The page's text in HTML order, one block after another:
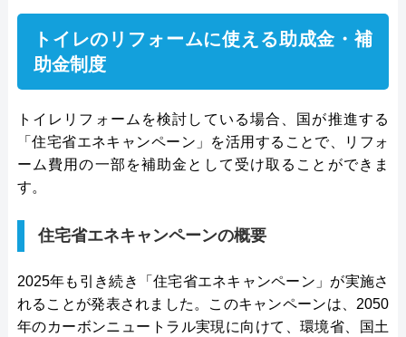
トイレのリフォームに使える助成金・補
助金制度
トイレリフォームを検討している場合、国が推進する
「住宅省エネキャンペーン」を活用することで、リフォ
ーム費用の一部を補助金として受け取ることができま
す。
住宅省エネキャンペーンの概要
2025年も引き続き「住宅省エネキャンペーン」が実施さ
れることが発表されました。このキャンペーンは、2050
年のカーボンニュートラル実現に向けて、環境省、国土